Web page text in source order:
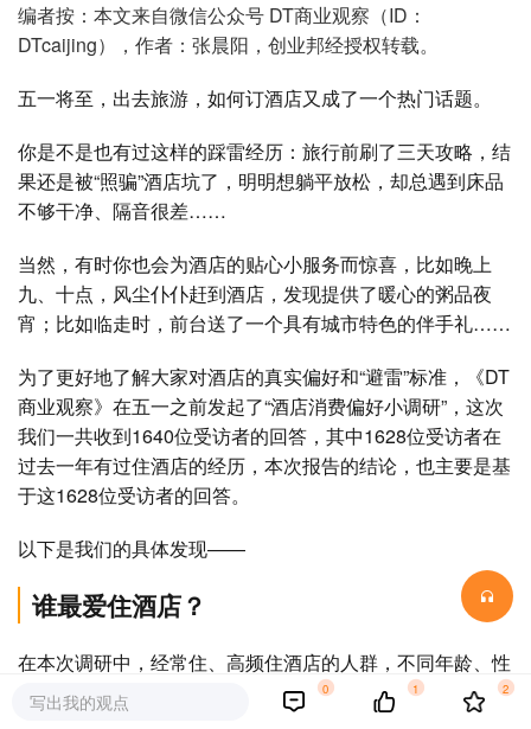
编者按：本文来自微信公众号 DT商业观察（ID：
DTcaijing），作者：张晨阳，创业邦经授权转载。
五一将至，出去旅游，如何订酒店又成了一个热门话题。
你是不是也有过这样的踩雷经历：旅行前刷了三天攻略，结
果还是被“照骗”酒店坑了，明明想躺平放松，却总遇到床品
不够干净、隔音很差……
当然，有时你也会为酒店的贴心小服务而惊喜，比如晚上
九、十点，风尘仆仆赶到酒店，发现提供了暖心的粥品夜
宵；比如临走时，前台送了一个具有城市特色的伴手礼……
为了更好地了解大家对酒店的真实偏好和“避雷”标准，《DT
商业观察》在五一之前发起了“酒店消费偏好小调研” ，这次
我们一共收到1640位受访者的回答，其中1628位受访者在
过去一年有过住酒店的经历，本次报告的结论，也主要是基
于这1628位受访者的回答。
以下是我们的具体发现——
谁最爱住酒店？
在本次调研中，经常住、高频住酒店的人群，不同年龄、性
别、城市线级的分布相对均衡。
写出我的观点
0 1 2